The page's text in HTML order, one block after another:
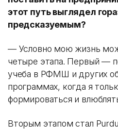
этот путь выглядел
предсказуемым?
— Условно мою жизнь
четыре этапа. Первый —
учеба в РФМШ и других
программах, когда я
формироваться и
Вторым этапом стал